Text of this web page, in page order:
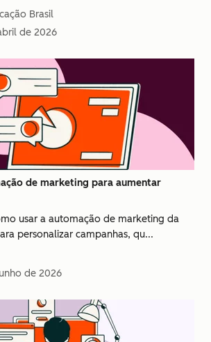
Brasil
de 2026
de marketing para aumentar
usar a automação de marketing da
personalizar campanhas, qu...
de 2026